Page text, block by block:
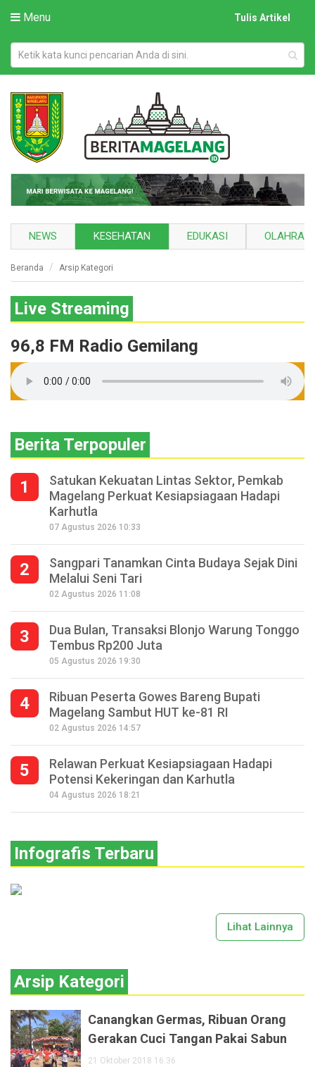
Menu Tulis Artikel
NEWS KESEHATAN EDUKASI
Beranda Arsip Kategori
Live Streaming
96,8 FM Radio Gemilang
Berita Terpopuler
1
Satukan Kekuatan Lintas Sektor, Pemkab
Magelang Perkuat Kesiapsiagaan Hadapi
Karhutla
07 Agustus 2026 10:33
2
Sangpari Tanamkan Cinta Budaya Sejak Dini
Melalui Seni Tari
02 Agustus 2026 11:08
3
Dua Bulan, Transaksi Blonjo Warung Tonggo
Tembus Rp200 Juta
05 Agustus 2026 19:30
4
Ribuan Peserta Gowes Bareng Bupati
Magelang Sambut HUT ke-81 RI
02 Agustus 2026 14:57
5
Relawan Perkuat Kesiapsiagaan Hadapi
Potensi Kekeringan dan Karhutla
04 Agustus 2026 18:21
Infografis Terbaru
Lihat Lainnya
Arsip Kategori
Canangkan Germas, Ribuan Orang
Gerakan Cuci Tangan Pakai Sabun
21 Oktober 2018 16:36